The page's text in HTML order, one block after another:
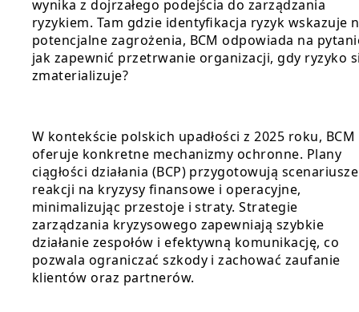
wynika z dojrzałego podejścia do zarządzania
ryzykiem. Tam gdzie identyfikacja ryzyk wskazuje
potencjalne zagrożenia, BCM odpowiada na
jak zapewnić przetrwanie organizacji, gdy ryzyko
zmaterializuje?
W kontekście polskich upadłości z 2025 roku, BCM
oferuje konkretne mechanizmy ochronne. Plany
ciągłości działania (BCP) przygotowują scenariusze
reakcji na kryzysy finansowe i operacyjne,
minimalizując przestoje i straty. Strategie
zarządzania kryzysowego zapewniają szybkie
działanie zespołów i efektywną komunikację, co
pozwala ograniczać szkody i zachować zaufanie
klientów oraz partnerów.